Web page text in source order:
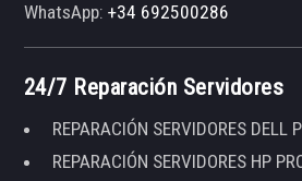
WhatsApp:+34 692500286
24/7 Reparación Servidores
REPARACIÓN SERVIDORES DELL
REPARACIÓN SERVIDORES HP